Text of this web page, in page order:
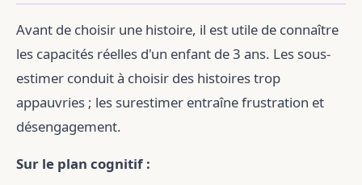
Avant de choisir une histoire, il est utile de connaître
les capacités réelles d'un enfant de 3 ans. Les sous-
estimer conduit à choisir des histoires trop
appauvries ; les surestimer entraîne frustration et
désengagement.
Sur le plan cognitif :